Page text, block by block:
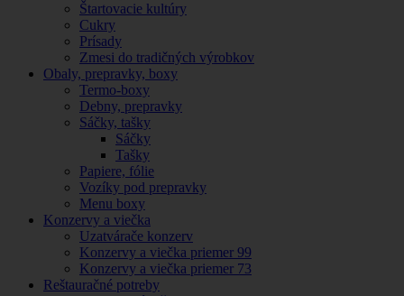
Štartovacie kultúry
Cukry
Prísady
Zmesi do tradičných výrobkov
Obaly, prepravky, boxy
Termo-boxy
Debny, prepravky
Sáčky, tašky
Sáčky
Tašky
Papiere, fólie
Vozíky pod prepravky
Menu boxy
Konzervy a viečka
Uzatvárače konzerv
Konzervy a viečka priemer 99
Konzervy a viečka priemer 73
Reštauračné potreby